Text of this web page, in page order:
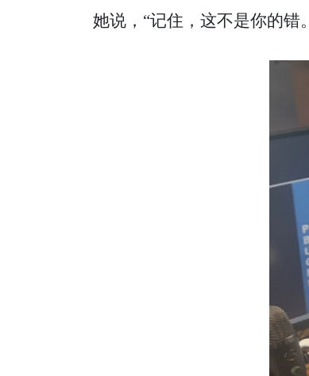
她说，“记住，这不是你的错。